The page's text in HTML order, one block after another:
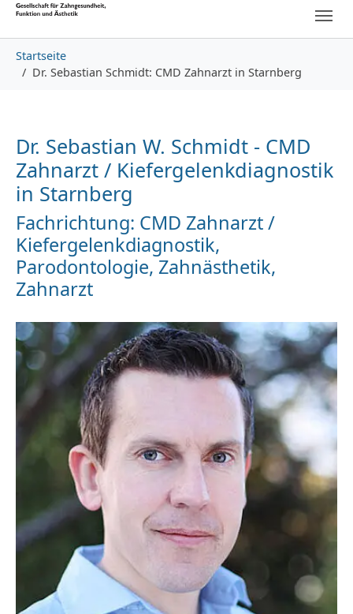
Skip to main content
Skip to page footer
Startseite
Dr. Sebastian Schmidt: CMD Zahnarzt in Starnberg
Dr. Sebastian W. Schmidt - CMD
Zahnarzt / Kiefergelenkdiagnostik
in Starnberg
Fachrichtung: CMD Zahnarzt /
Kiefergelenkdiagnostik,
Parodontologie, Zahnästhetik,
Zahnarzt